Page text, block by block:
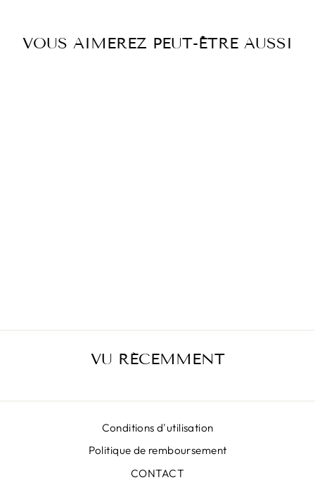
VOUS AIMEREZ PEUT-ÊTRE AUSSI
VU RÉCEMMENT
Conditions d'utilisation
Politique de remboursement
CONTACT